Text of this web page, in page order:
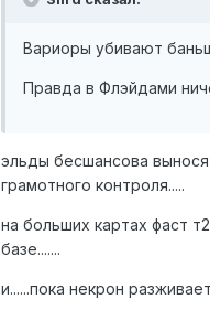
Вариоры убивают
Правда в Флэйдами
эльды бесшансова
грамотного контроля.....
на больших картах фаст
базе.......
и......пока некрон